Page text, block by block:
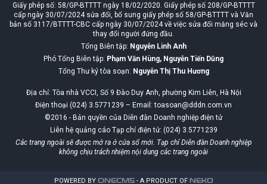
Giấy phép số: 58/GP-BTTTT ngày 18/02/2020. Giấy phép số 208/GP-BTTTT
cấp ngày 30/07/2024 sửa đổi, bổ sung giấy phép số 58/GP-BTTTT và Văn
bản số 3117/BTTTT-CBC cấp ngày 30/07/2024 về việc sửa đổi măng séc và
thay đổi người đứng đầu.
Tổng Biên tập: Nguyễn Linh Anh
Phó Tổng Biên tập: Phạm Văn Hùng, Nguyễn Tiến Dũng
Tổng Thư ký tòa soạn: Nguyễn Thị Thu Hương
Địa chỉ: Tòa nhà VCCI, Số 9 Đào Duy Anh, phường Kim Liên, Hà Nội
Điện thoại (024) 3.5771239 – Email: toasoan@dddn.com.vn
©2016 - Bản quyền của Diễn đàn Doanh nghiệp điện tử
Liên hệ quảng cáo Tạp chí điện tử: (024) 3.5771239
Các trang ngoài sẽ được mở ra ở cửa sổ mới. Tạp chí Diễn đàn Doanh nghiệp
không chịu trách nhiệm nội dung các trang ngoài
POWERED BY ONECMS- A PRODUCT OF NEKO